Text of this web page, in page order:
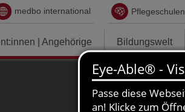
medbo international Pflegeschulen
| Angehörige Bildungswelt